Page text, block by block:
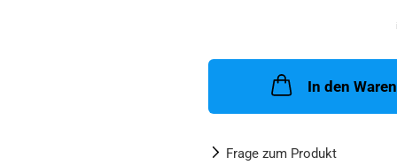
In den
Frage zum Produkt